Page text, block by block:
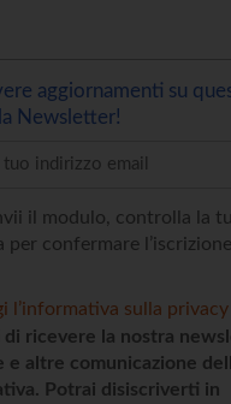
aggiornamenti su
Newsletter!
il modulo, controlla la
per confermare l’iscrizione
di ricevere la nostra
e altre comunicazione
Potrai disiscriverti in
l’informativa sulla privacy